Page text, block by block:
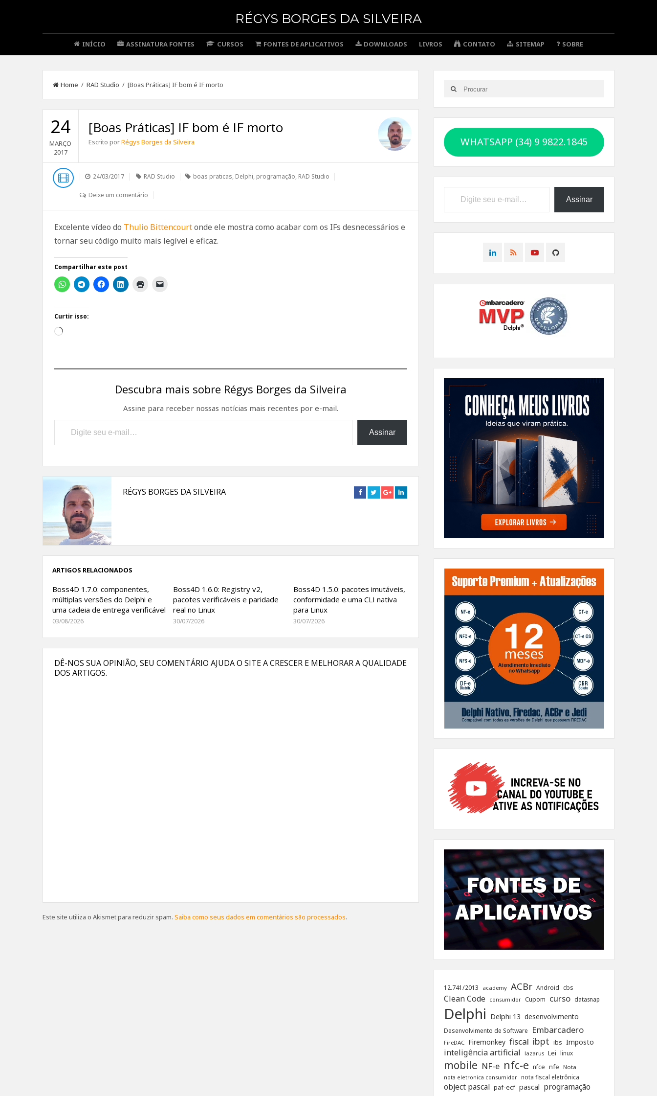
RÉGYS BORGES DA SILVEIRA
INÍCIO ASSINATURA FONTES CURSOS FONTES DE APLICATIVOS DOWNLOADS LIVROS CONTATO SITEMAP SOBRE
Home / RAD Studio / [Boas Práticas] IF bom é IF morto
24
MARÇO
2017
[Boas Práticas] IF bom é IF morto
Escrito porRégys Borges da Silveira
24/03/2017 RAD Studio boas praticas, Delphi, programação, RAD Studio
Deixe um comentário
Excelente vídeo do Thulio Bittencourtonde ele mostra como acabar com os IFs desnecessários e
tornar seu código muito mais legível e eficaz.
Compartilhar este post
Curtir isso:
Carregando...
Descubra mais sobre Régys Borges da Silveira
Assine para receber nossas notícias mais recentes por e-mail.
Digite seu e-mail…
Assinar
RÉGYS BORGES DA SILVEIRA
Connect
on
Connect
on
Connect
on
Connect
on
ARTIGOS RELACIONADOS
Boss4D 1.7.0: componentes,
múltiplas versões do Delphi e
uma cadeia de entrega verificável
03/08/2026
Boss4D 1.6.0: Registry v2,
pacotes verificáveis e paridade
real no Linux
30/07/2026
Boss4D 1.5.0: pacotes imutáveis,
conformidade e uma CLI nativa
para Linux
30/07/2026
DÊ-NOS SUA OPINIÃO, SEU COMENTÁRIO AJUDA O SITE A CRESCER E MELHORAR A QUALIDADE
DOS ARTIGOS.
Este site utiliza o Akismet para reduzir spam. Saiba como seus dados em comentários são processados.
Search
for:
Search
WHATSAPP (34) 9 9822.1845
Digite seu e-mail…
Assinar
CONNECT
LINKEDIN
CONNECT
RSS
CONNECT
YOUTUBEGITHUB
12.741/2013 academy ACBr Android cbs
Clean Code consumidor Cupom curso datasnap
Delphi Delphi 13 desenvolvimento
Desenvolvimento de Software Embarcadero
FireDAC Firemonkey fiscal ibpt ibs Imposto
inteligência artificial lazarus Lei linux
mobile NF-e nfc-e nfce nfe Nota
nota eletronica consumidor nota fiscal eletrônica
object pascal paf-ecf pascal programação